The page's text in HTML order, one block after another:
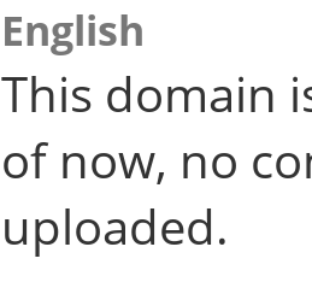
English
This domain
of now, no
uploaded.